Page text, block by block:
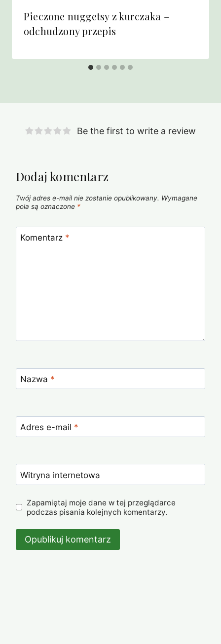
Pieczone nuggetsy z kurczaka –
odchudzony przepis
Be the first to write a review
Dodaj komentarz
Twój adres e-mail nie zostanie opublikowany. Wymagane
pola są oznaczone *
Komentarz *
Nazwa *
Adres e-mail *
Witryna internetowa
Zapamiętaj moje dane w tej przeglądarce
podczas pisania kolejnych komentarzy.